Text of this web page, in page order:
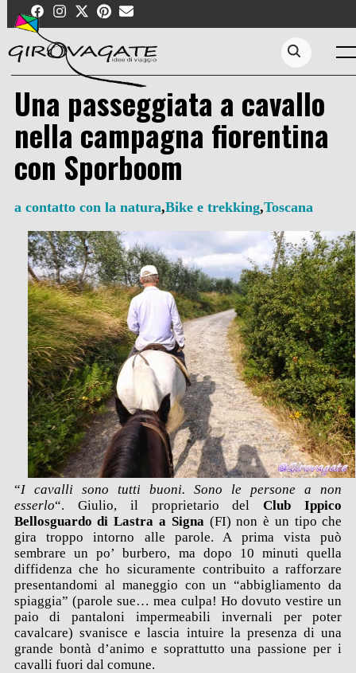
content
Search...
Una passeggiata a cavallo
nella campagna fiorentina
con Sporboom
a contatto con la natura,Bike e trekking,Toscana
“I cavalli sono tutti buoni. Sono le persone a non
esserlo“. Giulio, il proprietario delClub Ippico
Bellosguardo di Lastra a Signa (FI) non è un tipo che
gira troppo intorno alle parole. A prima vista può
sembrare un po’ burbero, ma dopo 10 minuti quella
diffidenza che ho sicuramente contribuito a rafforzare
presentandomi al maneggio con un “abbigliamento da
spiaggia” (parole sue… mea culpa! Ho dovuto vestire un
paio di pantaloni impermeabili invernali per poter
cavalcare) svanisce e lascia intuire la presenza di una
grande bontà d’animo e soprattutto una passione per i
cavalli fuori dal comune.